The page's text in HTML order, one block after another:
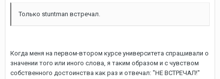
Только stuntman встречал.
Когда меня на первом-втором курсе университета спрашивали о
значении того или иного слова, я таким образом и с чувством
собственного достоинства как раз и отвечал: "НЕ ВСТРЕЧАЛ!"